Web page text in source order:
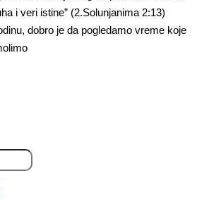
i veri istine” (2.Solunjanima 2:13)
dobro je da pogledamo vreme koje